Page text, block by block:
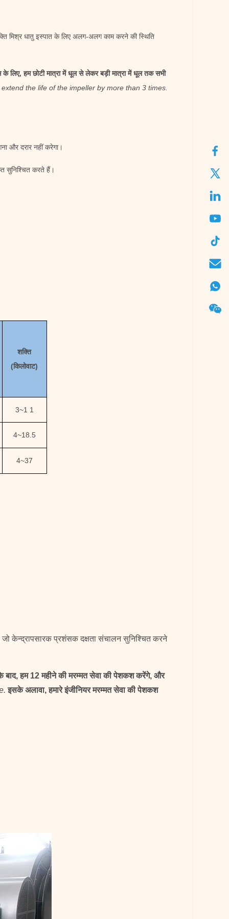
मिश्र धातु इस्पात के लिए अलग-अलग काम करने की स्थिति
लिए, हम छोटी मात्रा में धूल से लेकर बड़ी मात्रा में धूल तक सभी
the life of the impeller by more than 3 times.
और दरार नहीं करेगा।
सुनिश्चित करते हैं।
शक्ति
(किलोवाट)
3~1 1
4~18.5
4~37
केन्द्रापसारक प्रशंसक दक्षता संचालन सुनिश्चित करने
बाद, हम 12 महीने की मरम्मत सेवा की पेशकश करेंगे, और
इसके अलावा, हमारे इंजीनियर मरम्मत सेवा की पेशकश